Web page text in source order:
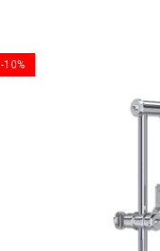
-10%